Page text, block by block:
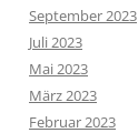
September 2023
Juli 2023
Mai 2023
März 2023
Februar 2023